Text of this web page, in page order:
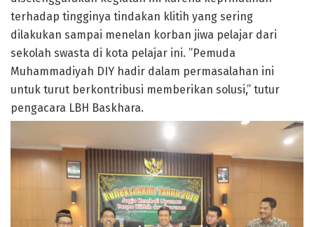
terhadap tingginya tindakan klitih yang sering
dilakukan sampai menelan korban jiwa pelajar dari
sekolah swasta di kota pelajar ini. ”Pemuda
Muhammadiyah DIY hadir dalam permasalahan ini
untuk turut berkontribusi memberikan solusi,” tutur
pengacara LBH Baskhara.